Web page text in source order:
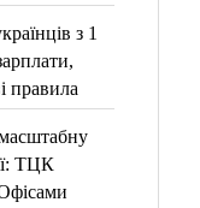
з 1
правила
ТЦК